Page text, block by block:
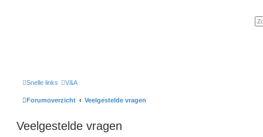
Snelle links V&A
Forumoverzicht Veelgestelde vragen
Veelgestelde vragen